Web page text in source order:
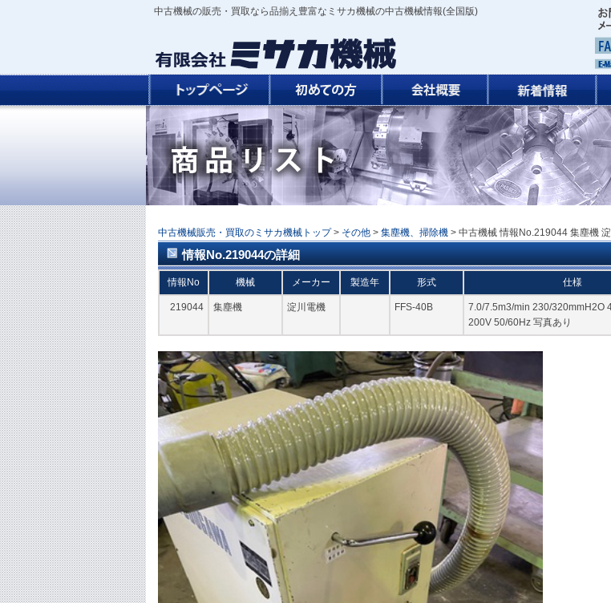
中古機械の販売・買取なら品揃え豊富なミサカ機械の中古機械情報(全国版)
中古機械販売・買取のミサカ機械トップ > その他 > 集塵機、掃除機 > 中古機械 情報No.219044 集塵機
情報No.219044の詳細
情報No 機械 メーカー 製造年 形式 仕様
219044 集塵機 淀川電機 FFS-40B
7.0/7.5m3/min 230/320mmH2O
200V 50/60Hz 写真あり